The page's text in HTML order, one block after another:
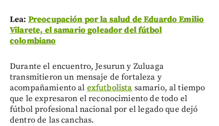
Lea: Preocupación por la salud de Eduardo Emilio
Vilarete, el samario goleador del fútbol
colombiano
Durante el encuentro, Jesurun y Zuluaga
transmitieron un mensaje de fortaleza y
acompañamiento al exfutbolista samario, al tiempo
que le expresaron el reconocimiento de todo el
fútbol profesional nacional por el legado que dejó
dentro de las canchas.